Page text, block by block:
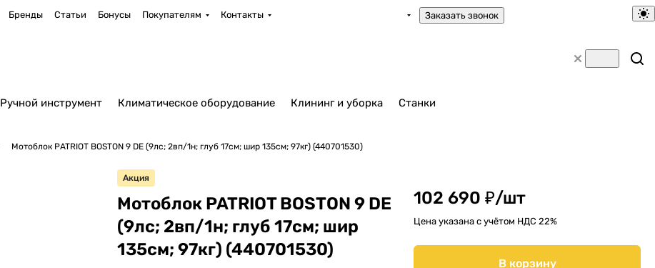
Бренды Статьи Бонусы Покупателям Контакты Заказать звонок
Ручной инструмент Климатическое оборудование Клининг и уборка Станки
Мотоблок PATRIOT BOSTON 9 DE (9лс; 2вп/1н; глуб 17см; шир 135см; 97кг) (440701530)
Акция
Мотоблок PATRIOT BOSTON 9 DE
(9лс; 2вп/1н; глуб 17см; шир
135см; 97кг) (440701530)
102 690 ₽/шт
Цена указана с учётом НДС 22%
В корзину